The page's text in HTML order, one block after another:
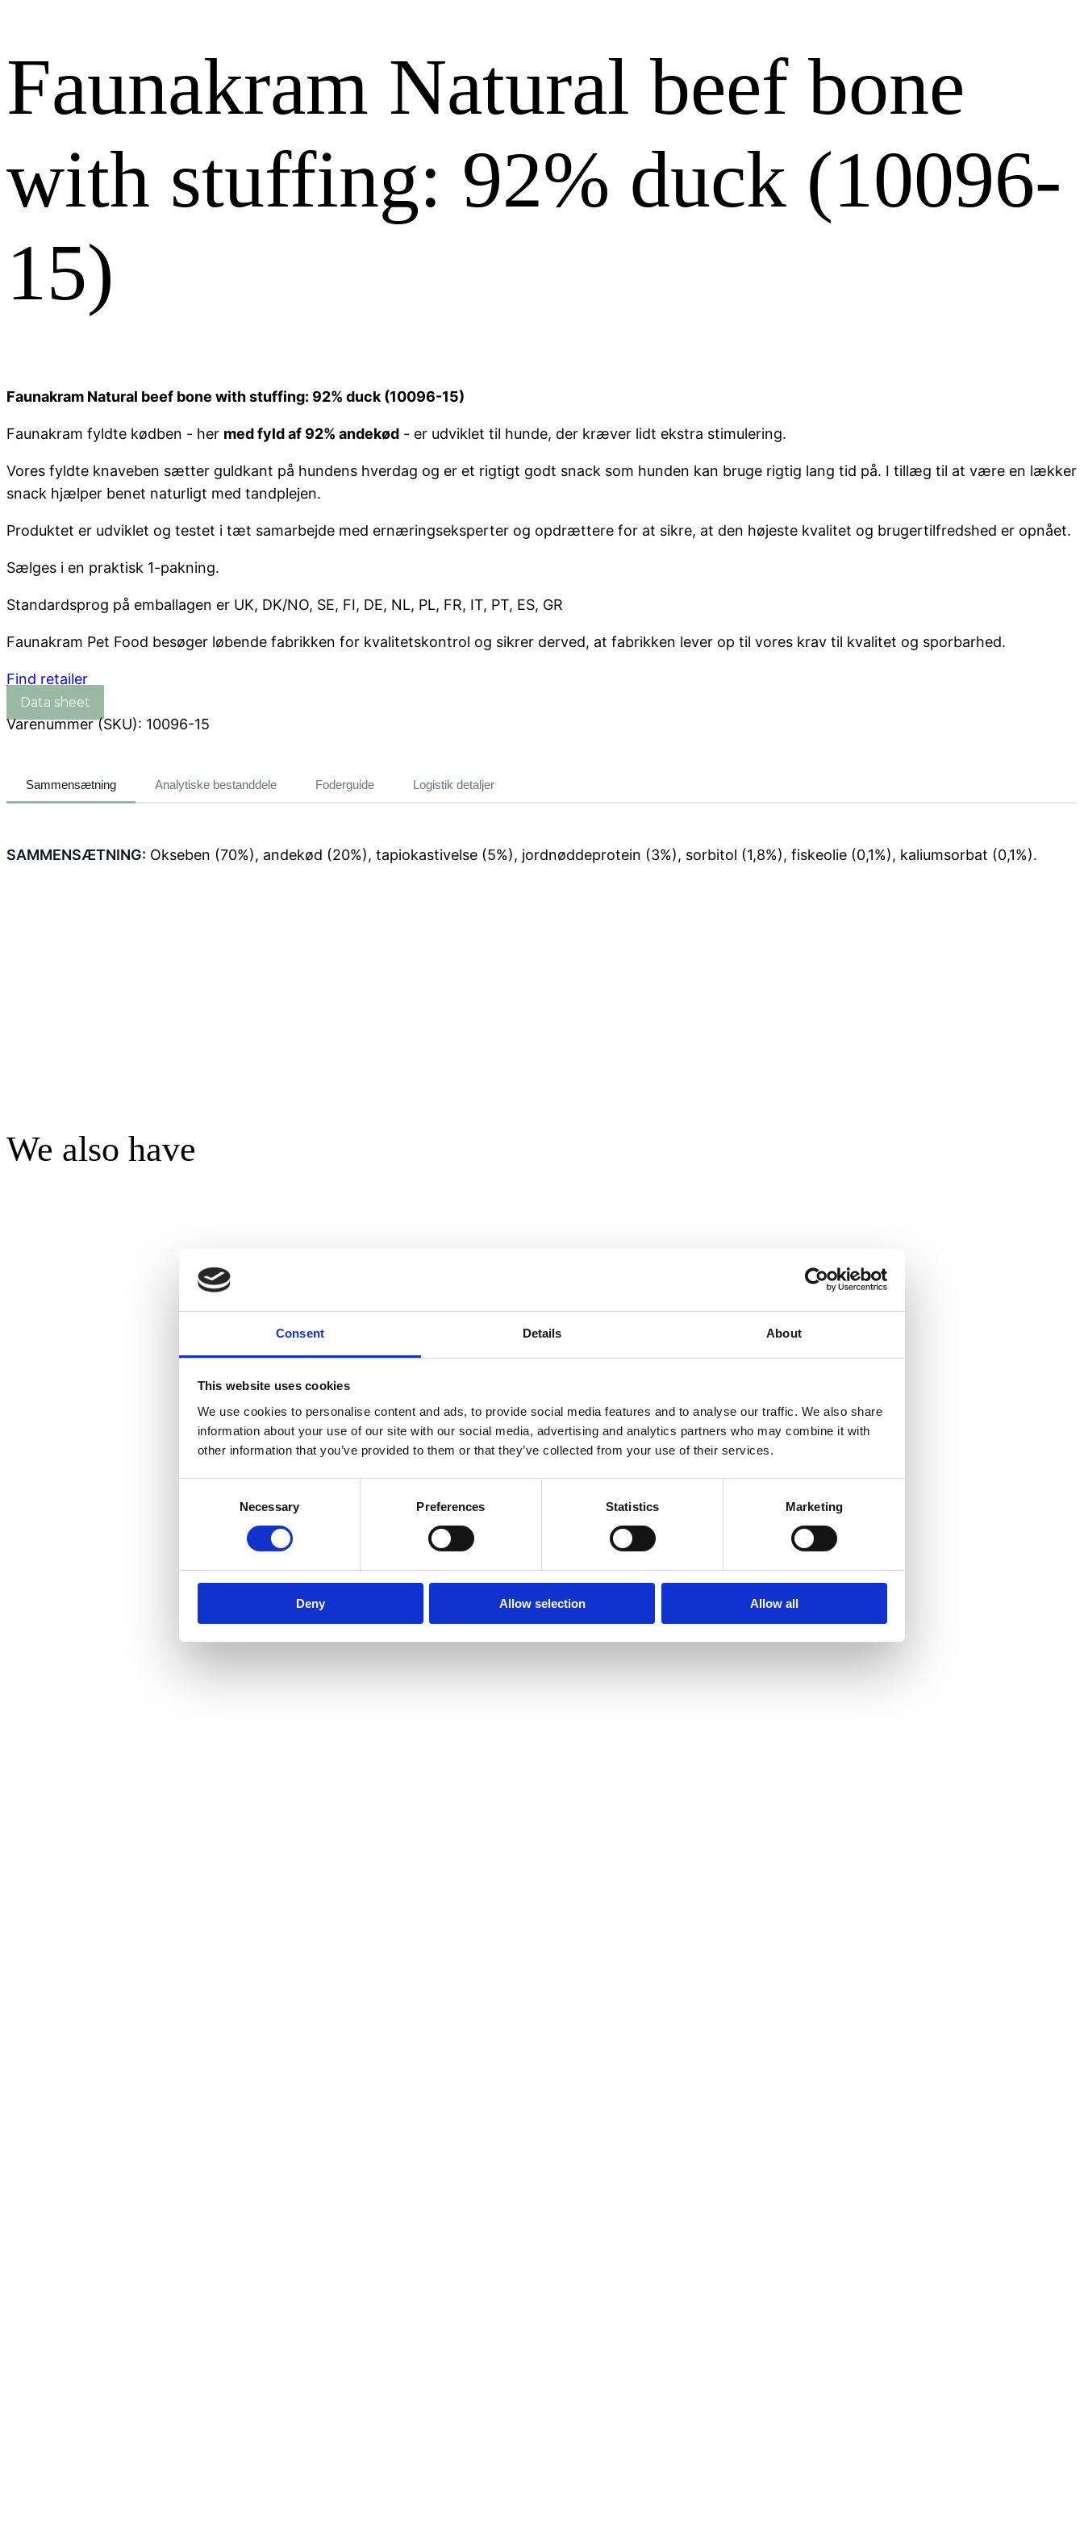
Consent Details About
This website uses cookies
We use cookies to personalise content and ads, to provide social media features and to analyse our traffic. We also share
information about your use of our site with our social media, advertising and analytics partners who may combine it with
other information that you’ve provided to them or that they’ve collected from your use of their services.
Necessary Preferences Statistics Marketing
Deny Allow selection Allow all
Faunakram Natural beef bone
with stuffing: 92% duck (10096-
15)
Faunakram Natural beef bone with stuffing: 92% duck (10096-15)
Faunakram fyldte kødben - her med fyld af 92% andekød - er udviklet til hunde, der kræver lidt ekstra stimulering.
Vores fyldte knaveben sætter guldkant på hundens hverdag og er et rigtigt godt snack som hunden kan bruge rigtig lang tid på. I tillæg til at være en lækker
snack hjælper benet naturligt med tandplejen.
Produktet er udviklet og testet i tæt samarbejde med ernæringseksperter og opdrættere for at sikre, at den højeste kvalitet og brugertilfredshed er opnået.
Sælges i en praktisk 1-pakning.
Standardsprog på emballagen er UK, DK/NO, SE, FI, DE, NL, PL, FR, IT, PT, ES, GR
Faunakram Pet Food besøger løbende fabrikken for kvalitetskontrol og sikrer derved, at fabrikken lever op til vores krav til kvalitet og sporbarhed.
Find retailer
Varenummer (SKU): 10096-15
Sammensætning Analytiske bestanddele Foderguide Logistik detaljer
SAMMENSÆTNING: Okseben (70%), andekød (20%), tapiokastivelse (5%), jordnøddeprotein (3%), sorbitol (1,8%), fiskeolie (0,1%), kaliumsorbat (0,1%).
We also have